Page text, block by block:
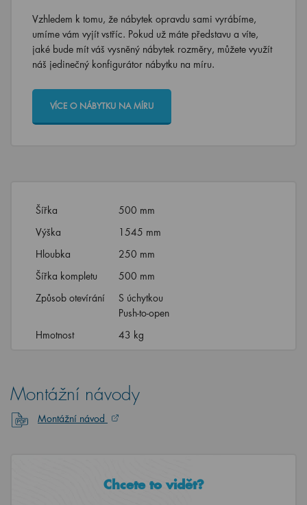
Vzhledem k tomu, že nábytek opravdu sami vyrábíme,
umíme vám vyjít vstříc. Pokud už máte představu a víte,
jaké bude mít váš vysněný nábytek rozměry, můžete využít
náš jedinečný konfigurátor nábytku na míru.
VÍCE O NÁBYTKU NA MÍRU
Šířka
500 mm
Výška
1545 mm
Hloubka
250 mm
Šířka kompletu
500 mm
Způsob otevírání
S úchytkou
Push-to-open
Hmotnost
43 kg
Montážní návody
Montážní návod
Chcete to vidět?